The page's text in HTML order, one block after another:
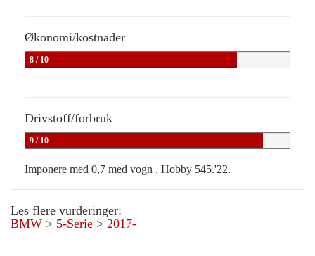
Økonomi/kostnader
8 / 10
Drivstoff/forbruk
9 / 10
Imponere med 0,7 med vogn , Hobby 545.'22.
Les flere vurderinger:
BMW > 5-Serie > 2017-